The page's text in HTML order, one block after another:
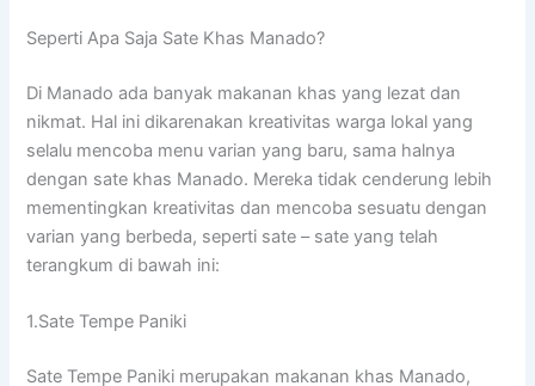
Seperti Apa Saja Sate Khas Manado?
Di Manado ada banyak makanan khas yang lezat dan
nikmat. Hal ini dikarenakan kreativitas warga lokal yang
selalu mencoba menu varian yang baru, sama halnya
dengan sate khas Manado. Mereka tidak cenderung lebih
mementingkan kreativitas dan mencoba sesuatu dengan
varian yang berbeda, seperti sate – sate yang telah
terangkum di bawah ini:
1.Sate Tempe Paniki
Sate Tempe Paniki merupakan makanan khas Manado,